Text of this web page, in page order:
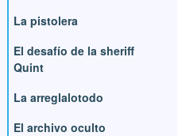
La pistolera
El desafío de la sheriff
Quint
La arreglalotodo
El archivo oculto